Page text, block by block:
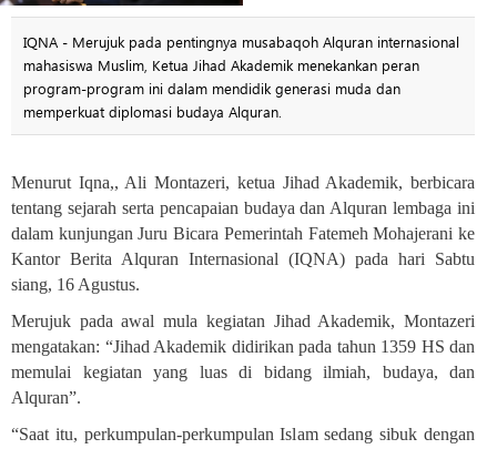
IQNA - Merujuk pada pentingnya musabaqoh Alquran internasional
mahasiswa Muslim, Ketua Jihad Akademik menekankan peran
program-program ini dalam mendidik generasi muda dan
memperkuat diplomasi budaya Alquran.
Menurut Iqna,, Ali Montazeri, ketua Jihad Akademik, berbicara
tentang sejarah serta pencapaian budaya dan Alquran lembaga ini
dalam kunjungan Juru Bicara Pemerintah Fatemeh Mohajerani ke
Kantor Berita Alquran Internasional (IQNA) pada hari Sabtu
siang, 16 Agustus.
Merujuk pada awal mula kegiatan Jihad Akademik, Montazeri
mengatakan: “Jihad Akademik didirikan pada tahun 1359 HS dan
memulai kegiatan yang luas di bidang ilmiah, budaya, dan
Alquran”.
“Saat itu, perkumpulan-perkumpulan Islam sedang sibuk dengan